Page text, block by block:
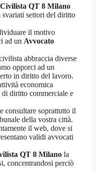
QT 8 Milano
svariati settori del diritto
il motivo
ad un Avvocato
abbraccia diverse
opporci ad un
in diritto del lavoro.
economica
diritto commerciale e
consultare soprattutto il
della vostra città.
il web, dove si
validi avvocati
QT 8 Milano la
concentrandosi perciò